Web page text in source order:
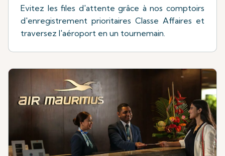
Evitez les files d'attente grâce à nos comptoirs
d'enregistrement prioritaires Classe Affaires et
traversez l'aéroport en un tournemain.